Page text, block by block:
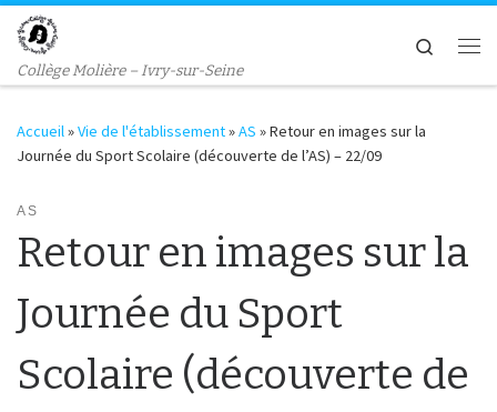
Passer au contenu
Collège Molière – Ivry-sur-Seine
Search
Accueil »Vie de l'établissement»AS »Retour en images sur la
Journée du Sport Scolaire (découverte de l’AS) – 22/09
AS
Retour en images sur la
Journée du Sport
Scolaire (découverte de